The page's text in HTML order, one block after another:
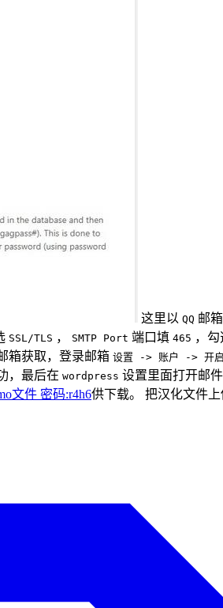
这里以 QQ 邮
SSL/TLS ， SMTP Port 端口填 465 ，勾
箱获取，登录邮箱 设置 -> 账户 -> 开启
，最后在 wordpress 设置里面打开邮
文件 密码:r4h6供下载。 把汉化文件